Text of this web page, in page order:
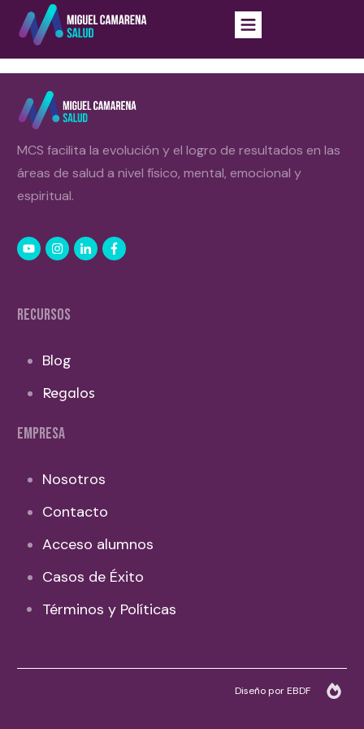
MCS facilita la evolución y el logro de resultados en las
áreas de salud a nivel físico, mental, emocional y
espiritual.
RECURSOS
Blog
Regalos
EMPRESA
Nosotros
Contacto
Acceso alumnos
Casos de Éxito
Términos y Políticas
Diseño por EBDF